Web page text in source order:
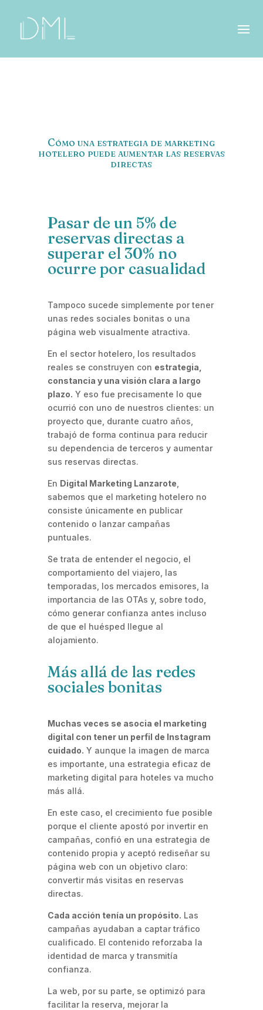
Cómo una estrategia de marketing
hotelero puede aumentar las reservas
directas
Pasar de un 5% de
reservas directas a
superar el 30% no
ocurre por casualidad
Tampoco sucede simplemente por tener
unas redes sociales bonitas o una
página web visualmente atractiva.
En el sector hotelero, los resultados
reales se construyen con estrategia,
constancia y una visión clara a largo
plazo. Y eso fue precisamente lo que
ocurrió con uno de nuestros clientes: un
proyecto que, durante cuatro años,
trabajó de forma continua para reducir
su dependencia de terceros y aumentar
sus reservas directas.
En Digital Marketing Lanzarote
sabemos que el marketing hotelero no
consiste únicamente en publicar
contenido o lanzar campañas
puntuales.
Se trata de entender el negocio, el
comportamiento del viajero, las
temporadas, los mercados emisores, la
importancia de las OTAs y, sobre todo,
cómo generar confianza antes incluso
de que el huésped llegue al
alojamiento.
Más allá de las redes
sociales bonitas
Muchas veces se asocia el marketing
digital con tener un perfil de Instagram
cuidado. Y aunque la imagen de marca
es importante, una estrategia eficaz de
marketing digital para hoteles va mucho
más allá.
En este caso, el crecimiento fue posible
porque el cliente apostó por invertir en
campañas, confió en una estrategia de
contenido propia y aceptó rediseñar su
página web con un objetivo claro:
convertir más visitas en reservas
directas.
Cada acción tenía un propósito. Las
campañas ayudaban a captar tráfico
cualificado. El contenido reforzaba la
identidad de marca y transmitía
confianza.
La web, por su parte, se optimizó para
facilitar la reserva, mejorar la